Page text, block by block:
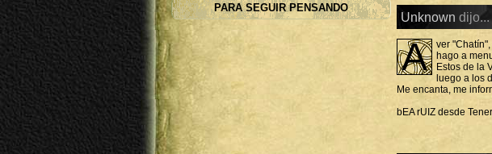
Unknown dijo...
A
ver
hago a
Estos de la
luego a los
Me encanta, me
bEA rUIZ desde
PARA SEGUIR PENSANDO